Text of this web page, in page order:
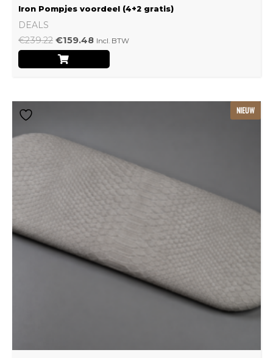
Iron Pompjes voordeel (4+2 gratis)
DEALS
€239.22 €159.48 Incl. BTW
NIEUW
meerdere
variaties.
gekozen
worden